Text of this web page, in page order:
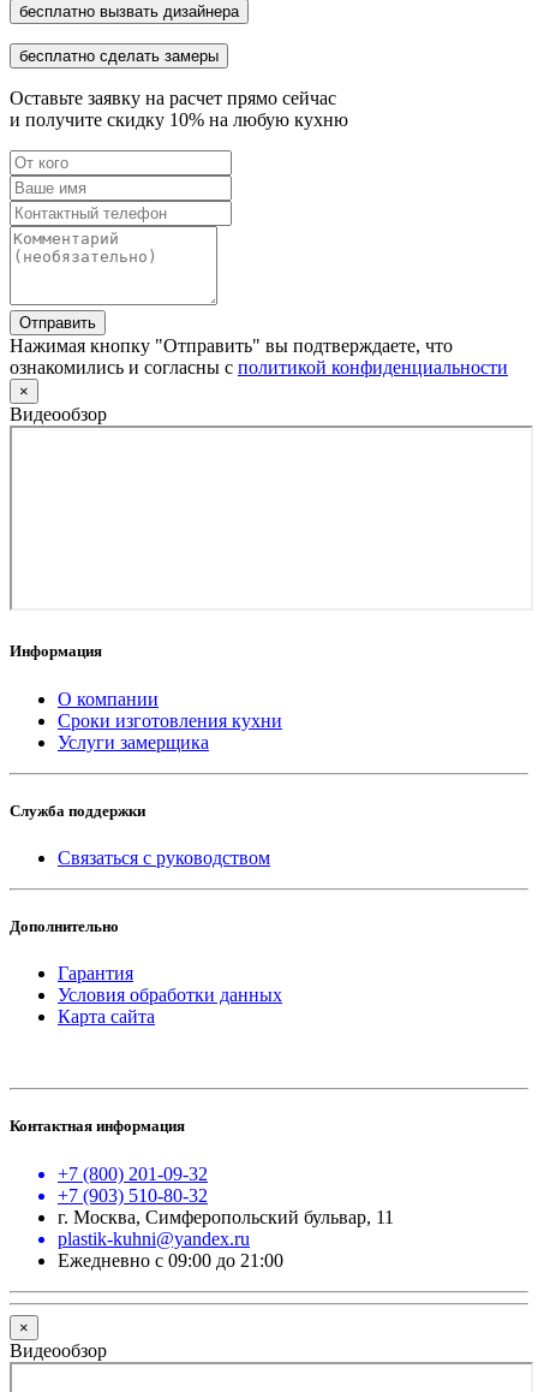
бесплатно вызвать дизайнера
бесплатно сделать замеры
Оставьте заявку на расчет прямо сейчас
и получите скидку 10% на любую кухню
Отправить
Нажимая кнопку "Отправить" вы подтверждаете, что
ознакомились и согласны с политикой конфиденциальности
×
Видеообзор
Информация
О компании
Сроки изготовления кухни
Услуги замерщика
Служба поддержки
Связаться с руководством
Дополнительно
Гарантия
Условия обработки данных
Карта сайта
Контактная информация
+7 (800) 201-09-32
+7 (903) 510-80-32
г. Москва, Симферопольский бульвар, 11
plastik-kuhni@yandex.ru
Ежедневно с 09:00 до 21:00
×
Видеообзор